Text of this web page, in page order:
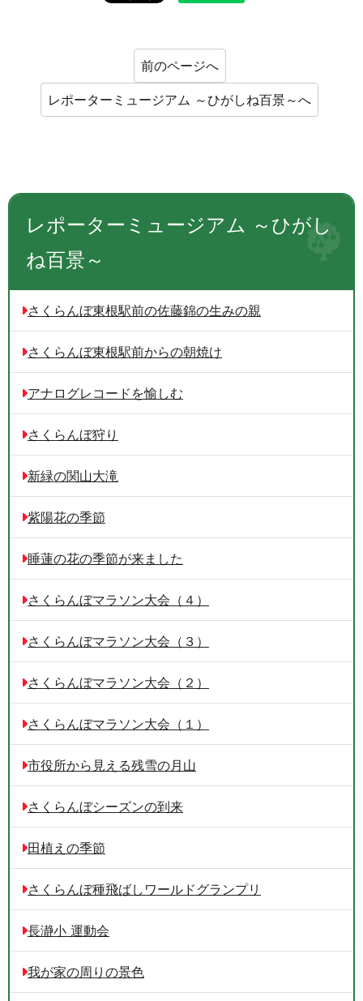
前のページへ
レポーターミュージアム ～ひがしね百景～へ
レポーターミュージアム ～ひがし
ね百景～
さくらんぼ東根駅前の佐藤錦の生みの親
さくらんぼ東根駅前からの朝焼け
アナログレコードを愉しむ
さくらんぼ狩り
新緑の関山大滝
紫陽花の季節
睡蓮の花の季節が来ました
さくらんぼマラソン大会（４）
さくらんぼマラソン大会（３）
さくらんぼマラソン大会（２）
さくらんぼマラソン大会（１）
市役所から見える残雪の月山
さくらんぼシーズンの到来
田植えの季節
さくらんぼ種飛ばしワールドグランプリ
長瀞小 運動会
我が家の周りの景色